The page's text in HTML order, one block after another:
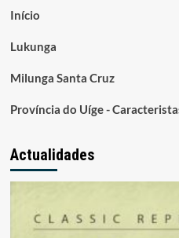
Início
Lukunga
Milunga Santa Cruz
Província do Uíge -
Actualidades